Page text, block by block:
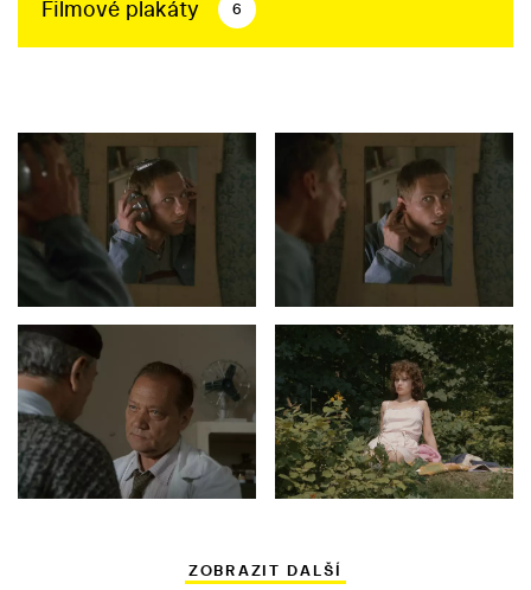
Filmové plakáty 6
ZOBRAZIT DALŠÍ